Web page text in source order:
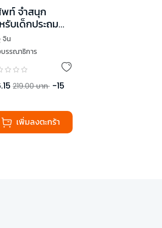
ท์ จำสนุก
รับเด็กประถม
2
จิน
รรณาธิการ
219.00 บาท -15
เพิ่มลงตะกร้า